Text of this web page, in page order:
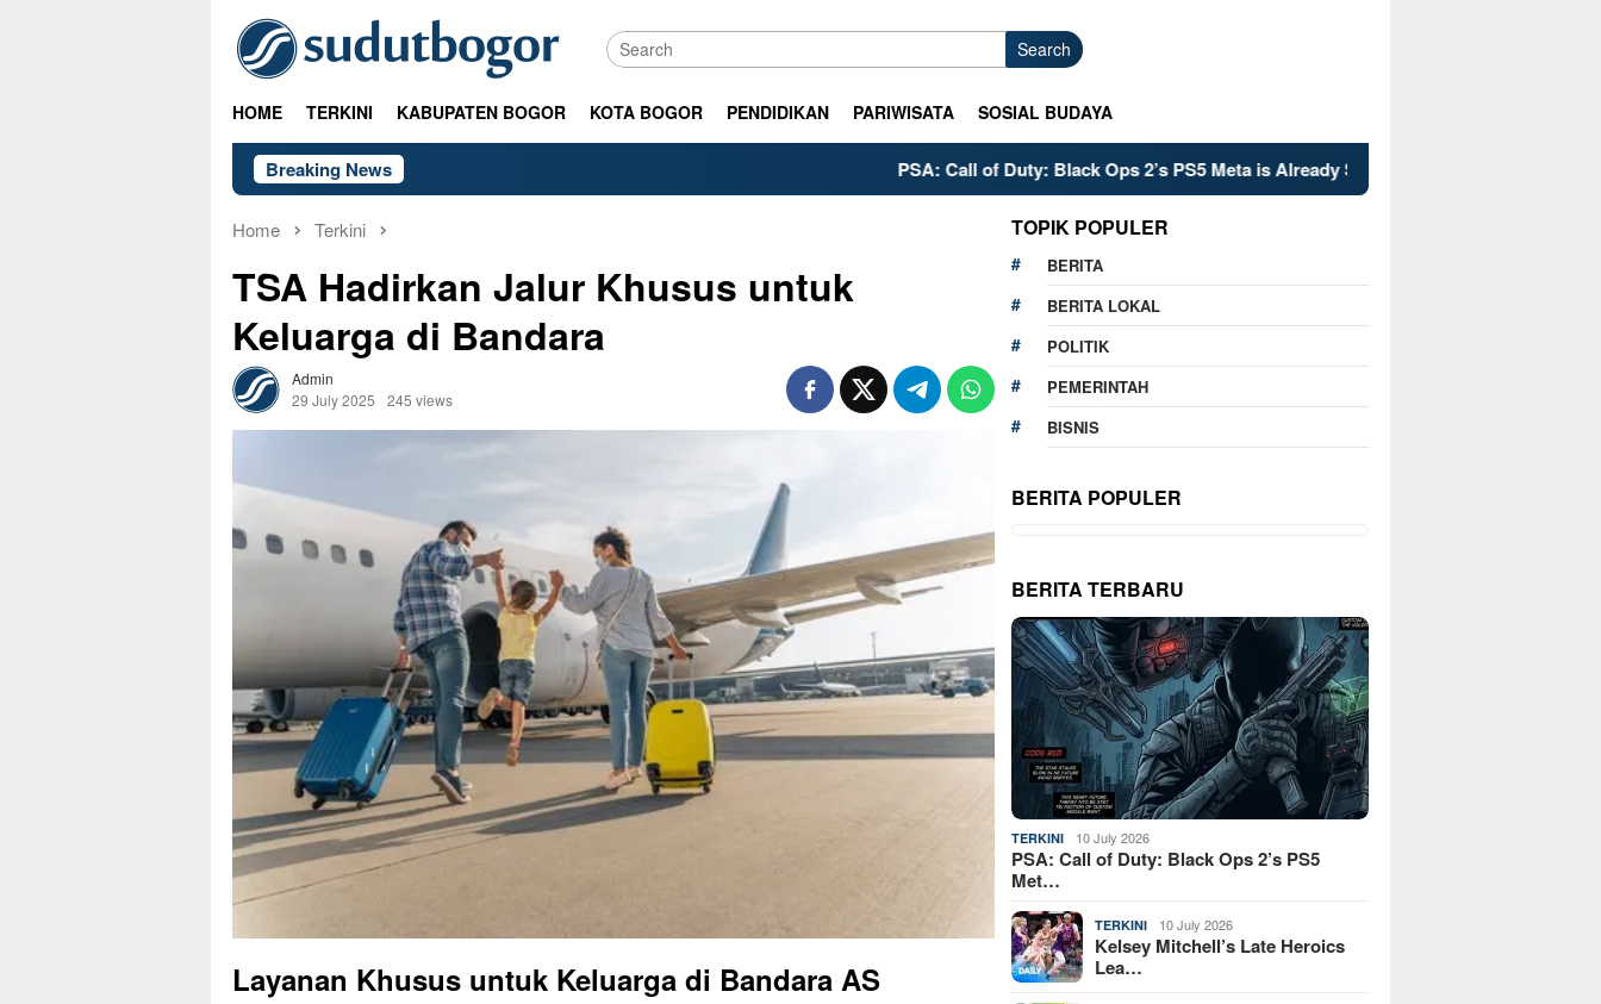
content
Search
HOME TERKINI KABUPATEN BOGOR KOTA BOGOR PENDIDIKAN PARIWISATA SOSIAL BUDAYA
Breaking News PSA: Call of Duty: Black Ops 2’s PS5 Meta is Already Set in Stone
Home Terkini
TSA Hadirkan Jalur Khusus untuk
Keluarga di Bandara
Admin
29 July 2025
245 views
Layanan Khusus untuk Keluarga di Bandara AS
TOPIK POPULER
BERITA
BERITA LOKAL
POLITIK
PEMERINTAH
BISNIS
BERITA POPULER
BERITA TERBARU
TERKINI 10 July 2026
PSA: Call of Duty: Black Ops 2’s PS5
Met…
TERKINI 10 July 2026
Kelsey Mitchell’s Late Heroics
Lea…